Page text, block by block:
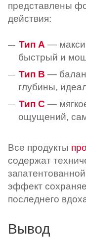
представлены
действия:
Тип A —
быстрый и
Тип B —
глубины,
Тип C —
ощущений,
Все продукты
содержат
эффект
последнего
Вывод